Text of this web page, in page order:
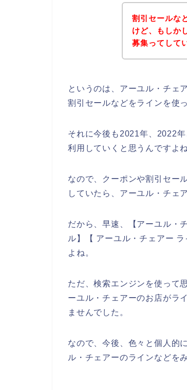
割引セールな
けど、もしか
募集ってして
というのは、アーユル・チェ
割引セールなどをラインを使
それに今後も2021年、2022
利用していくと思うんですよ
なので、クーポンや割引セー
していたら、アーユル・チェ
だから、早速、【アーユル・
ル】【 アーユル・チェアー
よね。
ただ、検索エンジンを使って
ーユル・チェアーのお店がラ
ませんでした。
なので、今後、色々と個人的
ル・チェアーのラインなどを